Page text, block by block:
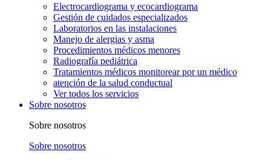
Electrocardiograma y ecocardiograma
Gestión de cuidados especializados
Laboratorios en las instalaciones
Manejo de alergias y asma
Procedimientos médicos menores
Radiografía pediátrica
Tratamientos médicos monitorear por un médico
atención de la salud conductual
Ver todos los servicios
Sobre nosotros
Sobre nosotros
Sobre nosotros